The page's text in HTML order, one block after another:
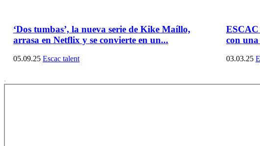
‘Dos tumbas’, la nueva serie de Kike Maíllo,
arrasa en Netflix y se convierte en un...
05.09.25 Escac talent
ESCAC
con
03.03.25